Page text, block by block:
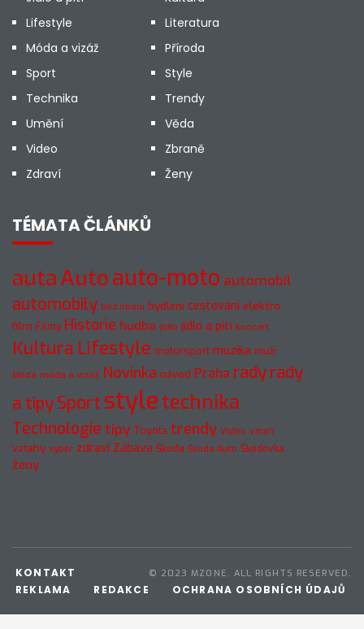
Lifestyle
Literatura
Móda a vizáž
Příroda
Sport
Style
Technika
Trendy
Umění
Věda
Video
Zbraně
Zdraví
Ženy
TÉMATA ČLÁNKŮ
autaAutoauto-moto automobil
automobily bez obalu bydlení cestování elektro
film Filmy Historie hudba jídlo jídlo a pití koncert
Kultura Lifestyle motorsport muzika muži
Móda móda a vizáž Novinka návod Praha radyrady
a tipySport styletechnika
Technologie tipy Toyota trendy Video vztah
vztahy výběr zdraví Zábava Škoda Škoda Auto Škodovka
ženy
© 2023 MZONE. ALL RIGHTS RESERVED.
KONTAKT
REKLAMA
REDAKCE OCHRANA OSOBNÍCH ÚDAJŮ